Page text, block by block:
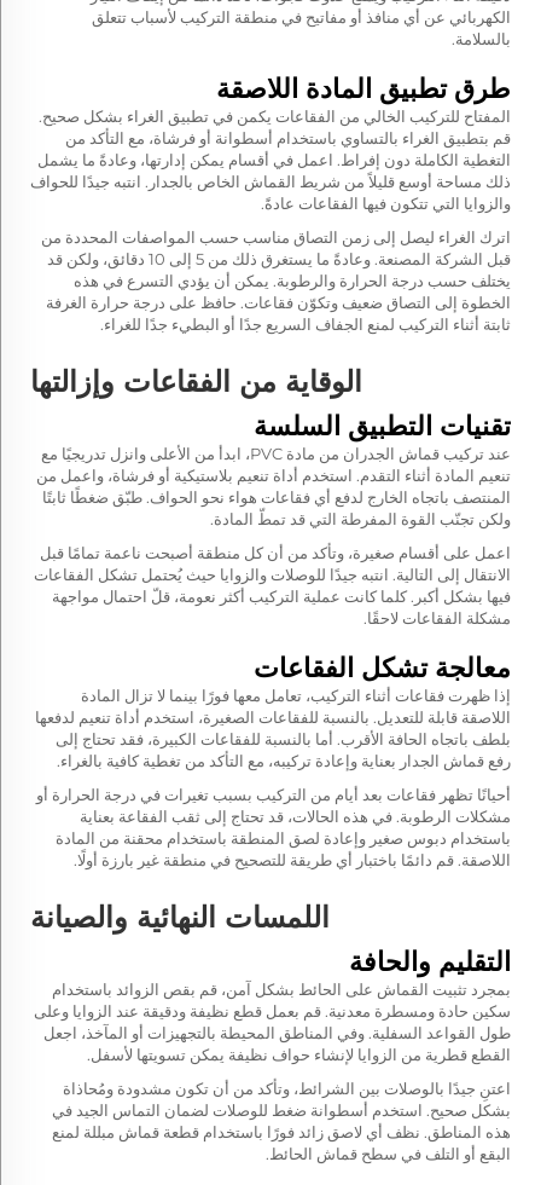
الكهربائي عن أي منافذ أو مفاتيح في منطقة التركيب لأسباب تتعلق
بالسلامة.
طرق تطبيق المادة اللاصقة
المفتاح للتركيب الخالي من الفقاعات يكمن في تطبيق الغراء بشكل صحيح.
قم بتطبيق الغراء بالتساوي باستخدام أسطوانة أو فرشاة، مع التأكد من
التغطية الكاملة دون إفراط. اعمل في أقسام يمكن إدارتها، وعادةً ما يشمل
ذلك مساحة أوسع قليلاً من شريط القماش الخاص بالجدار. انتبه جيدًا للحواف
والزوايا التي تتكون فيها الفقاعات عادةً.
اترك الغراء ليصل إلى زمن التصاق مناسب حسب المواصفات المحددة من
قبل الشركة المصنعة. وعادةً ما يستغرق ذلك من 5 إلى 10 دقائق، ولكن قد
يختلف حسب درجة الحرارة والرطوبة. يمكن أن يؤدي التسرع في هذه
الخطوة إلى التصاق ضعيف وتكوّن فقاعات. حافظ على درجة حرارة الغرفة
ثابتة أثناء التركيب لمنع الجفاف السريع جدًا أو البطيء جدًا للغراء.
الوقاية من الفقاعات وإزالتها
تقنيات التطبيق السلسة
عند تركيب قماش الجدران من مادة PVC، ابدأ من الأعلى وانزل تدريجيًا مع
تنعيم المادة أثناء التقدم. استخدم أداة تنعيم بلاستيكية أو فرشاة، واعمل من
المنتصف باتجاه الخارج لدفع أي فقاعات هواء نحو الحواف. طبّق ضغطًا ثابتًا
ولكن تجنّب القوة المفرطة التي قد تمطّ المادة.
اعمل على أقسام صغيرة، وتأكد من أن كل منطقة أصبحت ناعمة تمامًا قبل
الانتقال إلى التالية. انتبه جيدًا للوصلات والزوايا حيث يُحتمل تشكل الفقاعات
فيها بشكل أكبر. كلما كانت عملية التركيب أكثر نعومة، قلّ احتمال مواجهة
مشكلة الفقاعات لاحقًا.
معالجة تشكل الفقاعات
إذا ظهرت فقاعات أثناء التركيب، تعامل معها فورًا بينما لا تزال المادة
اللاصقة قابلة للتعديل. بالنسبة للفقاعات الصغيرة، استخدم أداة تنعيم لدفعها
بلطف باتجاه الحافة الأقرب. أما بالنسبة للفقاعات الكبيرة، فقد تحتاج إلى
رفع قماش الجدار بعناية وإعادة تركيبه، مع التأكد من تغطية كافية بالغراء.
أحيانًا تظهر فقاعات بعد أيام من التركيب بسبب تغيرات في درجة الحرارة أو
مشكلات الرطوبة. في هذه الحالات، قد تحتاج إلى ثقب الفقاعة بعناية
باستخدام دبوس صغير وإعادة لصق المنطقة باستخدام محقنة من المادة
اللاصقة. قم دائمًا باختبار أي طريقة للتصحيح في منطقة غير بارزة أولًا.
اللمسات النهائية والصيانة
التقليم والحافة
بمجرد تثبيت القماش على الحائط بشكل آمن، قم بقص الزوائد باستخدام
سكين حادة ومسطرة معدنية. قم بعمل قطع نظيفة ودقيقة عند الزوايا وعلى
طول القواعد السفلية. وفي المناطق المحيطة بالتجهيزات أو المآخذ، اجعل
القطع قطرية من الزوايا لإنشاء حواف نظيفة يمكن تسويتها لأسفل.
اعتنِ جيدًا بالوصلات بين الشرائط، وتأكد من أن تكون مشدودة ومُحاذاة
بشكل صحيح. استخدم أسطوانة ضغط للوصلات لضمان التماس الجيد في
هذه المناطق. نظف أي لاصق زائد فورًا باستخدام قطعة قماش مبللة لمنع
البقع أو التلف في سطح قماش الحائط.